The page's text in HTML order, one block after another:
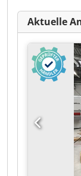
Aktuelle